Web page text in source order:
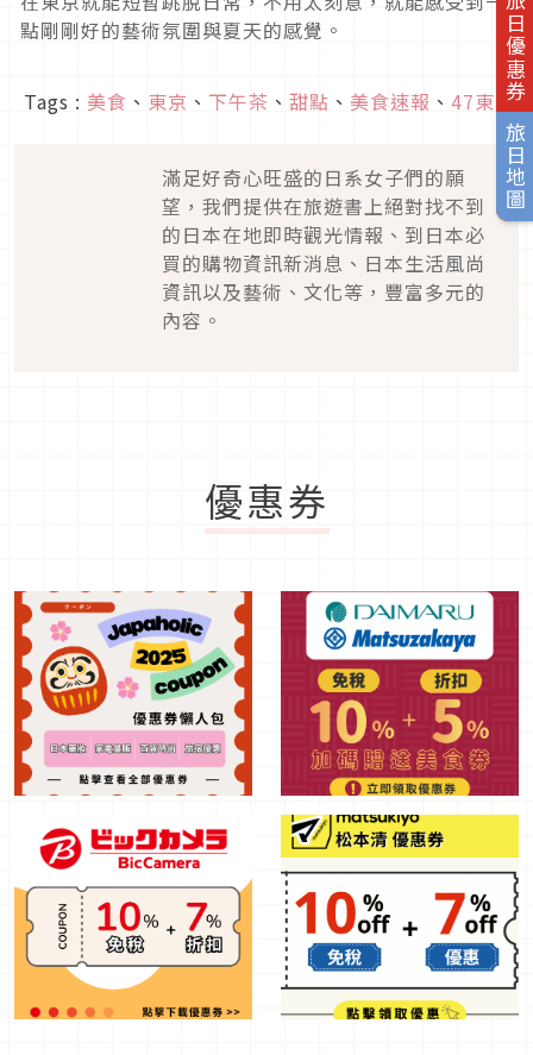
旅日優惠券
旅日地圖
點剛剛好的藝術氛圍與夏天的感覺。
Tags : 美食 、 東京 、 下午茶 、 甜點 、 美食速報 、 47東京
滿足好奇心旺盛的日系女子們的願
望，我們提供在旅遊書上絕對找不到
的日本在地即時觀光情報、到日本必
買的購物資訊新消息、日本生活風尚
資訊以及藝術、文化等，豐富多元的
內容。
優惠券